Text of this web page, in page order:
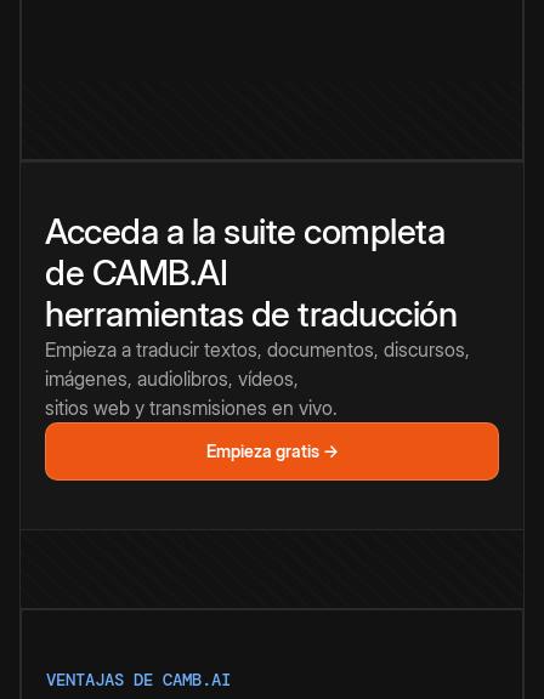
Acceda a la suite completa
de CAMB.AI
herramientas de traducción
Empieza a traducir textos, documentos, discursos,
imágenes, audiolibros, vídeos,
sitios web y transmisiones en vivo.
Empieza gratis →
VENTAJAS DE CAMB.AI